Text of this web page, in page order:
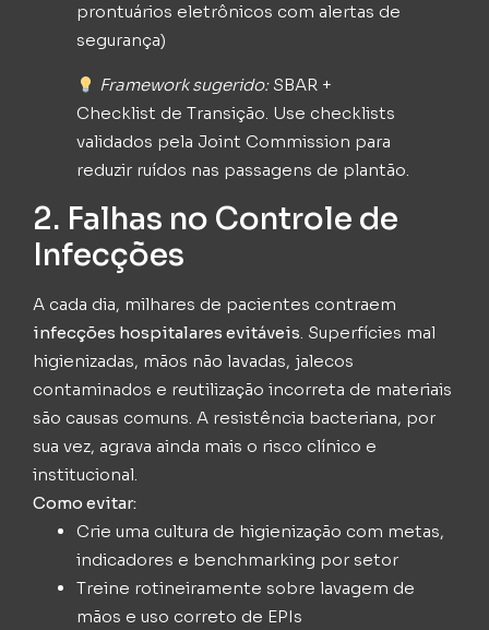
prontuários eletrônicos com alertas de
segurança)
Framework sugerido:SBAR +
Checklist de Transição. Use checklists
validados pela Joint Commission para
reduzir ruídos nas passagens de plantão.
2. Falhas no Controle de
Infecções
A cada dia, milhares de pacientes contraem
infecções hospitalares evitáveis. Superfícies mal
higienizadas, mãos não lavadas, jalecos
contaminados e reutilização incorreta de materiais
são causas comuns. A resistência bacteriana, por
sua vez, agrava ainda mais o risco clínico e
institucional.
Como evitar:
Crie uma cultura de higienização com metas,
indicadores e benchmarking por setor
Treine rotineiramente sobre lavagem de
mãos e uso correto de EPIs